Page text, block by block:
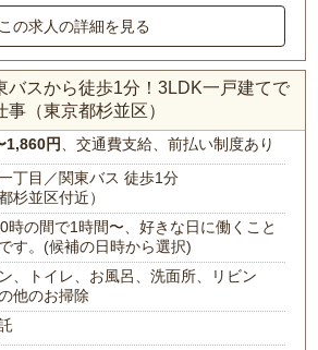
この求人の詳細を見る
バスから徒歩1分！3LDK一戸建てで
（東京都杉並区）
1,860円 、交通費支給、前払い制度あり
丁目／関東バス 徒歩1分
杉並区付近）
時の間で1時間〜、好きな日に働くこと
す。(候補の日時から選択)
、トイレ、お風呂、洗面所、リビン
他のお掃除